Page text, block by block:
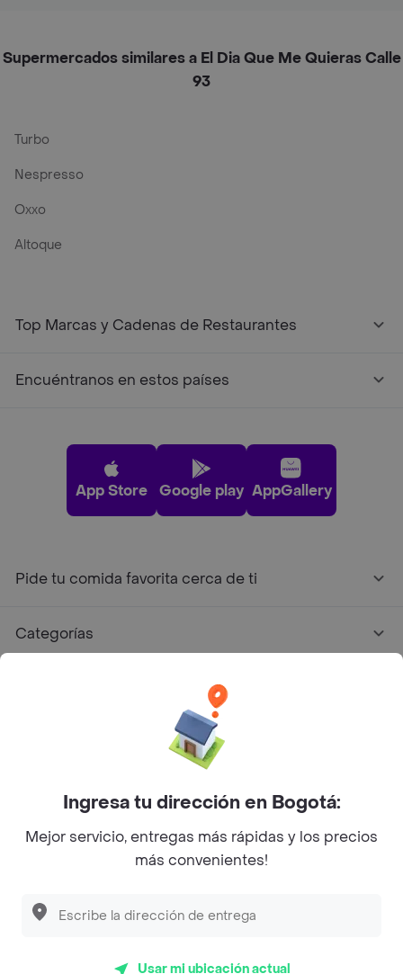
Supermercados similares a El Dia Que Me Quieras Calle
93
Turbo
Nespresso
Oxxo
Altoque
Top Marcas y Cadenas de Restaurantes
Encuéntranos en estos países
App Store Google play AppGallery
Pide tu comida favorita cerca de ti
Categorías
Facebook
Twitter
Instagram
©2026Rappi Inc. All rights reserved.
Ingresa tu dirección en Bogotá:
Mejor servicio, entregas más rápidas y los precios
más convenientes!
Usar mi ubicación actual